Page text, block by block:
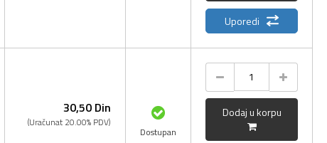
Uporedi
30,50 Din
(Uračunat 20.00% PDV)
Dostupan
Dodaj u korpu